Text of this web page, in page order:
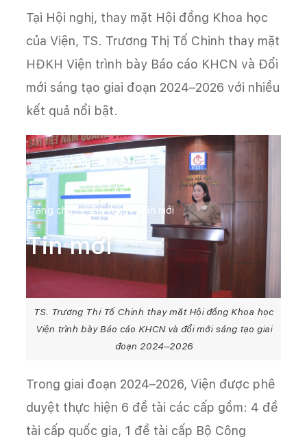
Trang chủ Tin tức Tin mới
Tin mới
Tại Hội nghị, thay mặt Hội đồng Khoa học
của Viện, TS. Trương Thị Tố Chinh thay mặt
HĐKH Viện trình bày Báo cáo KHCN và Đổi
mới sáng tạo giai đoạn 2024–2026 với nhiều
kết quả nổi bật.
TS. Trương Thị Tố Chinh thay mặt Hội đồng Khoa học
Viện trình bày Báo cáo KHCN và đổi mới sáng tạo giai
đoạn 2024–2026
Trong giai đoạn 2024–2026, Viện được phê
duyệt thực hiện 6 đề tài các cấp gồm: 4 đề
tài cấp quốc gia, 1 đề tài cấp Bộ Công